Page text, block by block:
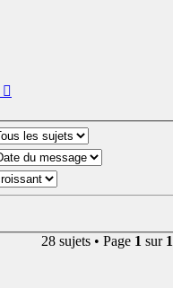
28 sujets • Page 1 sur 1